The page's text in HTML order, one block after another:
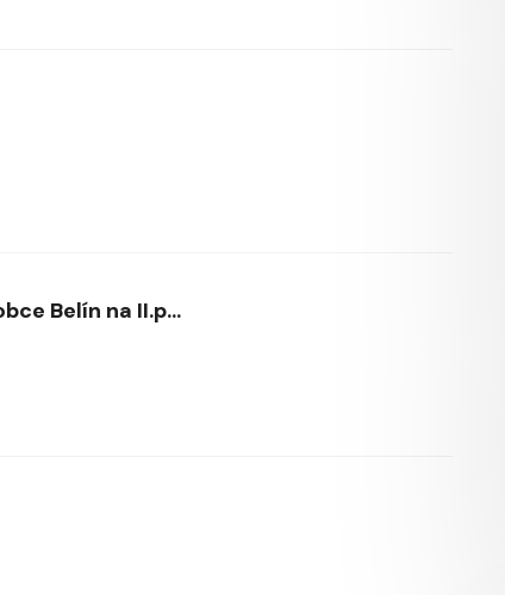
Belín na II.p...